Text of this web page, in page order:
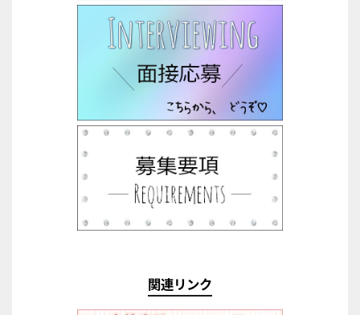
関連リンク